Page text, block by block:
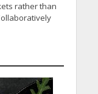
rather than